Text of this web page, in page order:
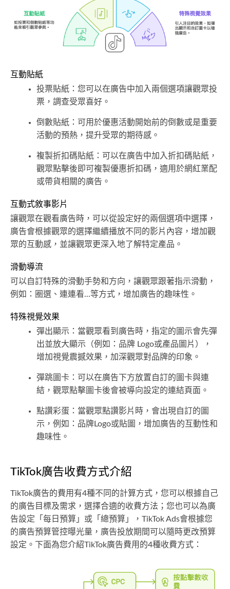
互動貼紙
投票貼紙：您可以在廣告中加入兩個選項讓觀眾投
票，調查受眾喜好。
倒數貼紙：可用於優惠活動開始前的倒數或是重要
活動的預熱，提升受眾的期待感。
複製折扣碼貼紙：可以在廣告中加入折扣碼貼紙，
觀眾點擊後即可複製優惠折扣碼，適用於網紅業配
或帶貨相關的廣告。
互動式敘事影片
讓觀眾在觀看廣告時，可以從設定好的兩個選項中選擇，
廣告會根據觀眾的選擇繼續播放不同的影片內容，增加觀
眾的互動感，並讓觀眾更深入地了解特定產品。
滑動導流
可以自訂特殊的滑動手勢和方向，讓觀眾跟著指示滑動，
例如：圈選、連連看...等方式，增加廣告的趣味性。
特殊視覺效果
彈出顯示：當觀眾看到廣告時，指定的圖示會先彈
出並放大顯示（例如：品牌 Logo或產品圖片），
增加視覺震撼效果，加深觀眾對品牌的印象。
彈跳圖卡：可以在廣告下方放置自訂的圖卡與連
結，觀眾點擊圖卡後會被導向設定的連結頁面。
點讚彩蛋：當觀眾點讚影片時，會出現自訂的圖
示，例如：品牌Logo或貼圖，增加廣告的互動性和
趣味性。
TikTok廣告收費方式介紹
TikTok廣告的費用有4種不同的計算方式，您可以根據自己
的廣告目標及需求，選擇合適的收費方法；您也可以為廣
告設定「每日預算」或「總預算」，TikTok Ads會根據您
的廣告預算管控曝光量，廣告投放期間可以隨時更改預算
設定。下面為您介紹TikTok廣告費用的4種收費方式：